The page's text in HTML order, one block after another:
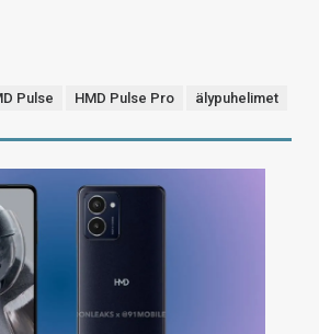
Pulse HMD Pulse Pro älypuhelimet